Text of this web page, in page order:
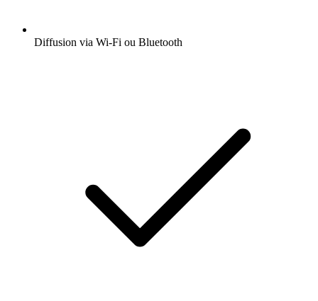
Diffusion via Wi-Fi ou Bluetooth